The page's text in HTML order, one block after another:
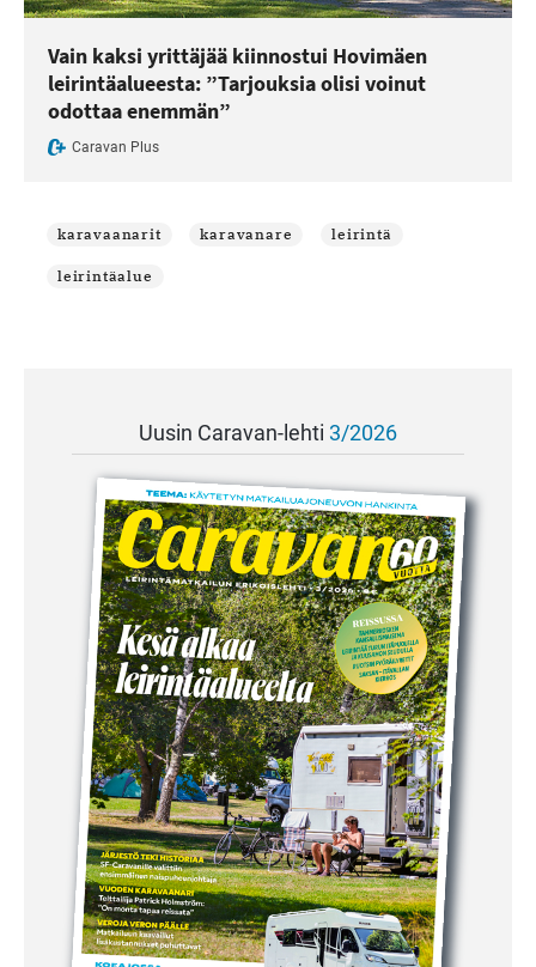
Vain kaksi yrittäjää kiinnostui Hovimäen
leirintäalueesta: ”Tarjouksia olisi voinut
odottaa enemmän”
Caravan Plus
karavaanarit karavanare leirintä
leirintäalue
Uusin Caravan-lehti 3/2026